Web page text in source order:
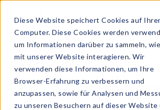
Diese Website speichert Cookies auf
Computer. Diese Cookies werden
um Informationen darüber zu sammeln,
mit unserer Website interagieren. Wir
verwenden diese Informationen, um Ihre
Browser-Erfahrung zu verbessern und
anzupassen, sowie für Analysen und
zu unseren Besuchern auf dieser Website